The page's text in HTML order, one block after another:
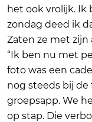
het ook vrolijk. Ik
zondag deed ik
Zaten ze met zijn
“Ik ben nu met
foto was een
nog steeds bij de
groepsapp. We
op stap. Die